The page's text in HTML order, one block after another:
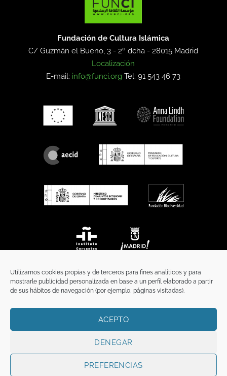
Utilizamos cookies propias y de terceros para fines analíticos y para
mostrarle publicidad personalizada en base a un perfil elaborado a partir
de sus hábitos de navegación (por ejemplo, páginas visitadas).
ACEPTO
DENEGAR
PREFERENCIAS
Fundación de Cultura Islámica
C/ Guzmán el Bueno, 3 - 2º dcha -28015 Madrid
Localización
E-mail: info@funci.org Tel: 91 543 46 73
TÉRMINOS Y CONDICIONES
Copyright 2026 ©FunciFUNCI es titular de los derechos de propiedad
intelectual e industrial de este sitio web, y es también titular o tiene la